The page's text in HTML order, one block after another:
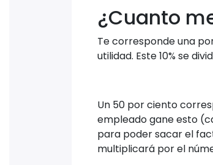
¿Cuanto
Te corresponde una
utilidad. Este 10% se
Un 50 por ciento
empleado gane esto
para poder sacar el
multiplicará por el